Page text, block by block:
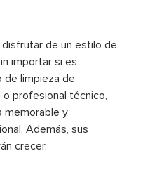
de un estilo de
importar si es
de limpieza de
profesional técnico,
memorable y
Además, sus
crecer.